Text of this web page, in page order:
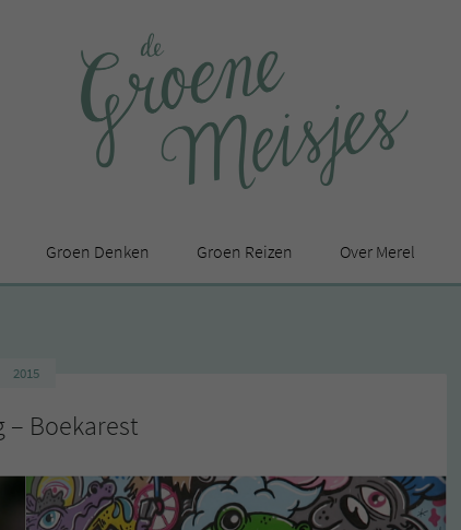
Groen Denken Groen Reizen Over Merel
2015
– Boekarest